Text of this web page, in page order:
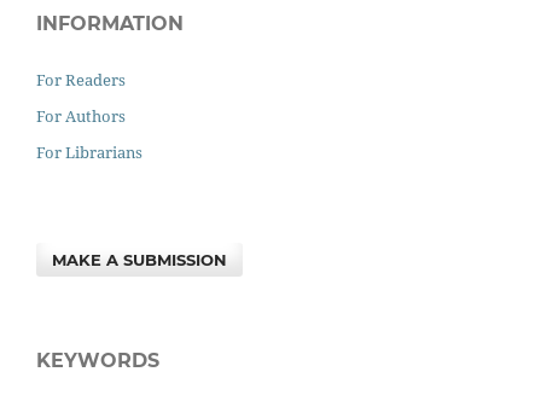
INFORMATION
For Readers
For Authors
For Librarians
MAKE A SUBMISSION
KEYWORDS